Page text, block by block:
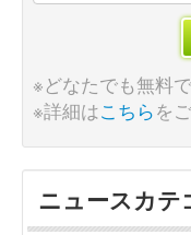
※どなたでも無料
※詳細はこちらを
ニュースカテ